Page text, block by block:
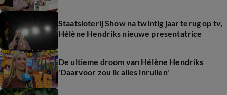
Staatsloterij Show na twintig jaar terug op tv,
Hélène Hendriks nieuwe presentatrice
De ultieme droom van Hélène Hendriks
'Daarvoor zou ik alles inruilen'